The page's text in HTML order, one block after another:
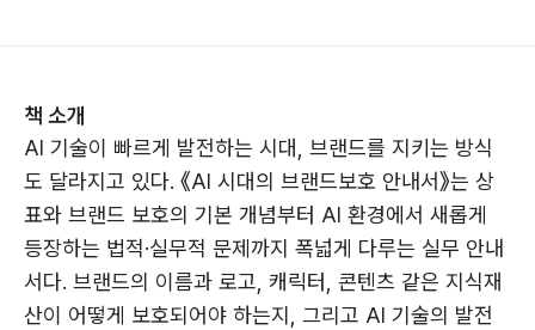
책 소개
AI 기술이 빠르게 발전하는 시대, 브랜드를 지키는 방식
도 달라지고 있다. 《AI 시대의 브랜드보호 안내서》는 상
표와 브랜드 보호의 기본 개념부터 AI 환경에서 새롭게
등장하는 법적·실무적 문제까지 폭넓게 다루는 실무 안내
서다. 브랜드의 이름과 로고, 캐릭터, 콘텐츠 같은 지식재
산이 어떻게 보호되어야 하는지, 그리고 AI 기술의 발전